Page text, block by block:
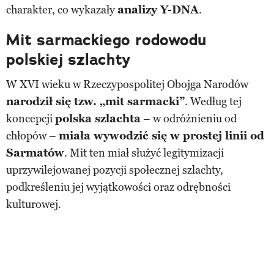
charakter, co wykazałyanalizy Y-DNA.
Mit sarmackiego rodowodu
polskiej szlachty
W XVI wieku w Rzeczypospolitej Obojga Narodów
narodził się tzw. „mit sarmacki”. Według tej
koncepcjipolska szlachta– w odróżnieniu od
chłopów – miała wywodzić się w prostej linii od
Sarmatów. Mit ten miał służyć legitymizacji
uprzywilejowanej pozycji społecznej szlachty,
podkreśleniu jej wyjątkowości oraz odrębności
kulturowej.